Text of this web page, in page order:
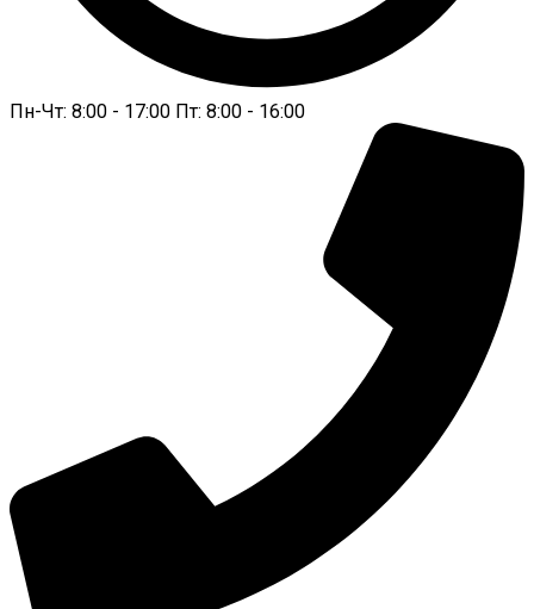
Пн-Чт: 8:00 - 17:00 Пт: 8:00 - 16:00